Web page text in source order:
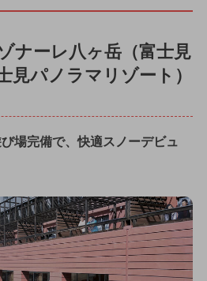
ナーレ八ヶ岳（富士見
見パノラマリゾート）
場完備で、快適スノーデビュ